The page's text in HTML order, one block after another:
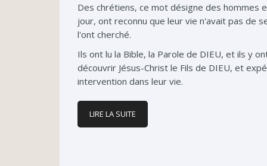
Des chrétiens, ce mot désigne des hommes
jour, ont reconnu que leur vie n'avait pas de
l'ont cherché.
Ils ont lu la Bible, la Parole de DIEU, et ils y
découvrir Jésus-Christ le Fils de DIEU, et
intervention dans leur vie.
LIRE LA SUITE